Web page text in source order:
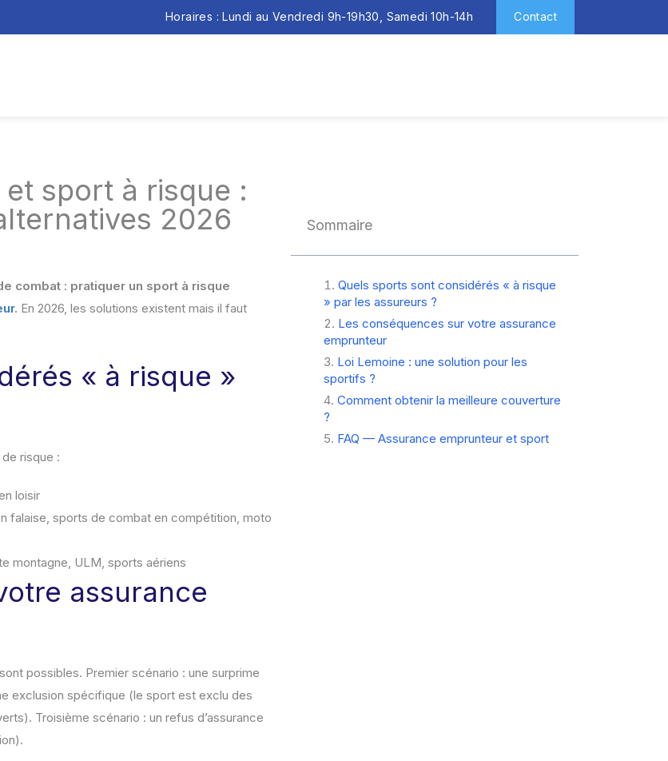
Horaires : Lundi au Vendredi 9h-19h30, Samedi 10h-14h Contact
sport à risque :
2026
combat : pratiquer un sport à risque
. En 2026, les solutions existent mais il faut
« à risque »
risque :
loisir
falaise, sports de combat en compétition, moto
montagne, ULM, sports aériens
assurance
possibles. Premier scénario : une surprime
exclusion spécifique (le sport est exclu des
Troisième scénario : un refus d’assurance
Sommaire
Quels sports sont considérés « à risque
» par les assureurs ?
Les conséquences sur votre assurance
emprunteur
Loi Lemoine : une solution pour les
sportifs ?
Comment obtenir la meilleure couverture
?
FAQ — Assurance emprunteur et sport